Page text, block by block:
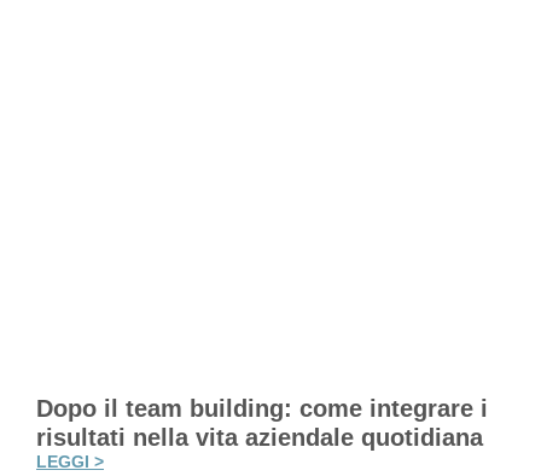
Dopo il team building: come integrare i
risultati nella vita aziendale quotidiana
LEGGI >